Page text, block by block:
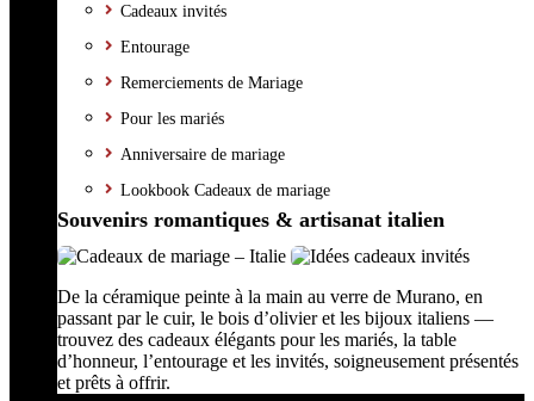
Cadeaux invités
Entourage
Remerciements de Mariage
Pour les mariés
Anniversaire de mariage
Lookbook Cadeaux de mariage
Souvenirs romantiques & artisanat italien
De la céramique peinte à la main au verre de Murano, en
passant par le cuir, le bois d’olivier et les bijoux italiens —
trouvez des cadeaux élégants pour les mariés, la table
d’honneur, l’entourage et les invités, soigneusement présentés
et prêts à offrir.